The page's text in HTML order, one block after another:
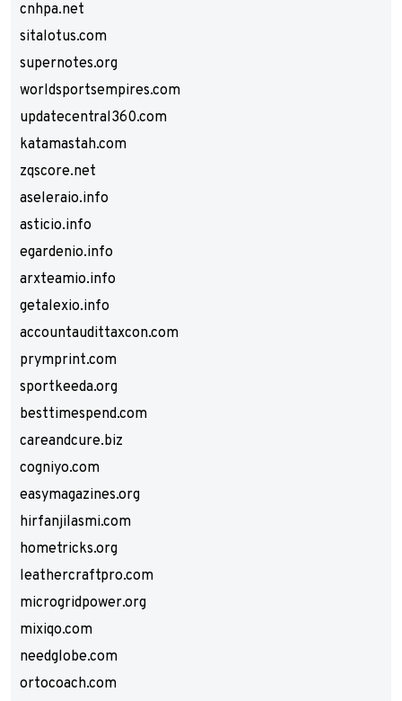
cnhpa.net
sitalotus.com
supernotes.org
worldsportsempires.com
updatecentral360.com
katamastah.com
zqscore.net
aseleraio.info
asticio.info
egardenio.info
arxteamio.info
getalexio.info
accountaudittaxcon.com
prymprint.com
sportkeeda.org
besttimespend.com
careandcure.biz
cogniyo.com
easymagazines.org
hirfanjilasmi.com
hometricks.org
leathercraftpro.com
microgridpower.org
mixiqo.com
needglobe.com
ortocoach.com